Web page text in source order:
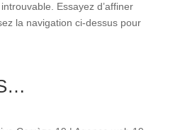
Essayez d’affiner
la navigation ci-dessus pour